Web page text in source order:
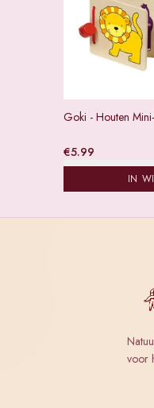
Goki - Houten
€5.99
IN
voor